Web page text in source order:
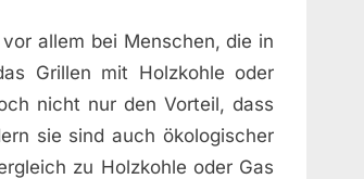
allem bei Menschen, die in
Grillen mit Holzkohle oder
nicht nur den Vorteil, dass
sie sind auch ökologischer
zu Holzkohle oder Gas